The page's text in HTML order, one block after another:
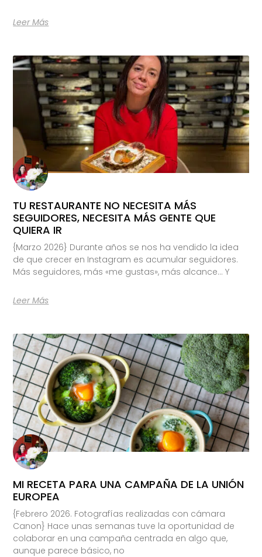
Leer Más
TU RESTAURANTE NO NECESITA MÁS
SEGUIDORES, NECESITA MÁS GENTE QUE
QUIERA IR
{Marzo 2026} Durante años se nos ha vendido la idea
de que crecer en Instagram es acumular seguidores.
Más seguidores, más «me gustas», más alcance… Y
Leer Más
MI RECETA PARA UNA CAMPAÑA DE LA UNIÓN
EUROPEA
{Febrero 2026. Fotografías realizadas con cámara
Canon} Hace unas semanas tuve la oportunidad de
colaborar en una campaña centrada en algo que,
aunque parece básico, no